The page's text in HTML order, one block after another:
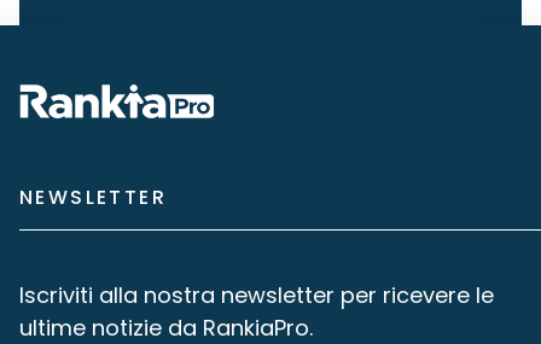
NEWSLETTER
Iscriviti alla nostra newsletter per ricevere le
ultime notizie da RankiaPro.